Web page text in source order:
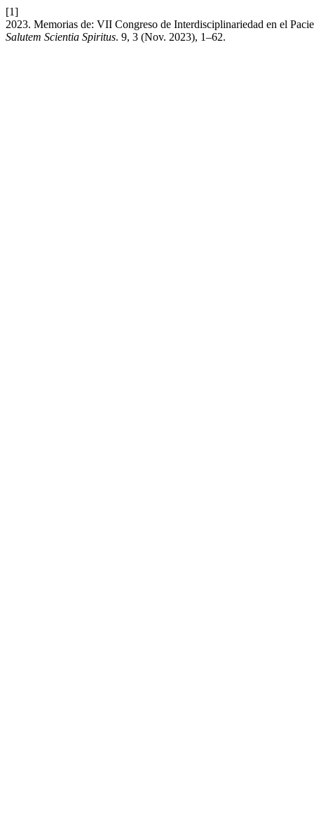
[1]
2023. Memorias de: VII Congreso de Interdisciplinariedad en el
Salutem Scientia Spiritus. 9, 3 (Nov. 2023), 1–62.